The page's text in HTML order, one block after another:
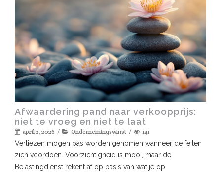
Afwaardering pand naar verkoopprijs:
niet te vroeg en niet te laat
april 2, 2026 Ondernemingswinst 141
Verliezen mogen pas worden genomen wanneer de feiten
zich voordoen. Voorzichtigheid is mooi, maar de
Belastingdienst rekent af op basis van wat je op